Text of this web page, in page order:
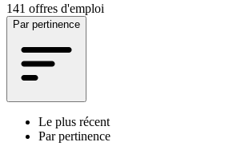
141 offres d'emploi
Par pertinence
Le plus récent
Par pertinence